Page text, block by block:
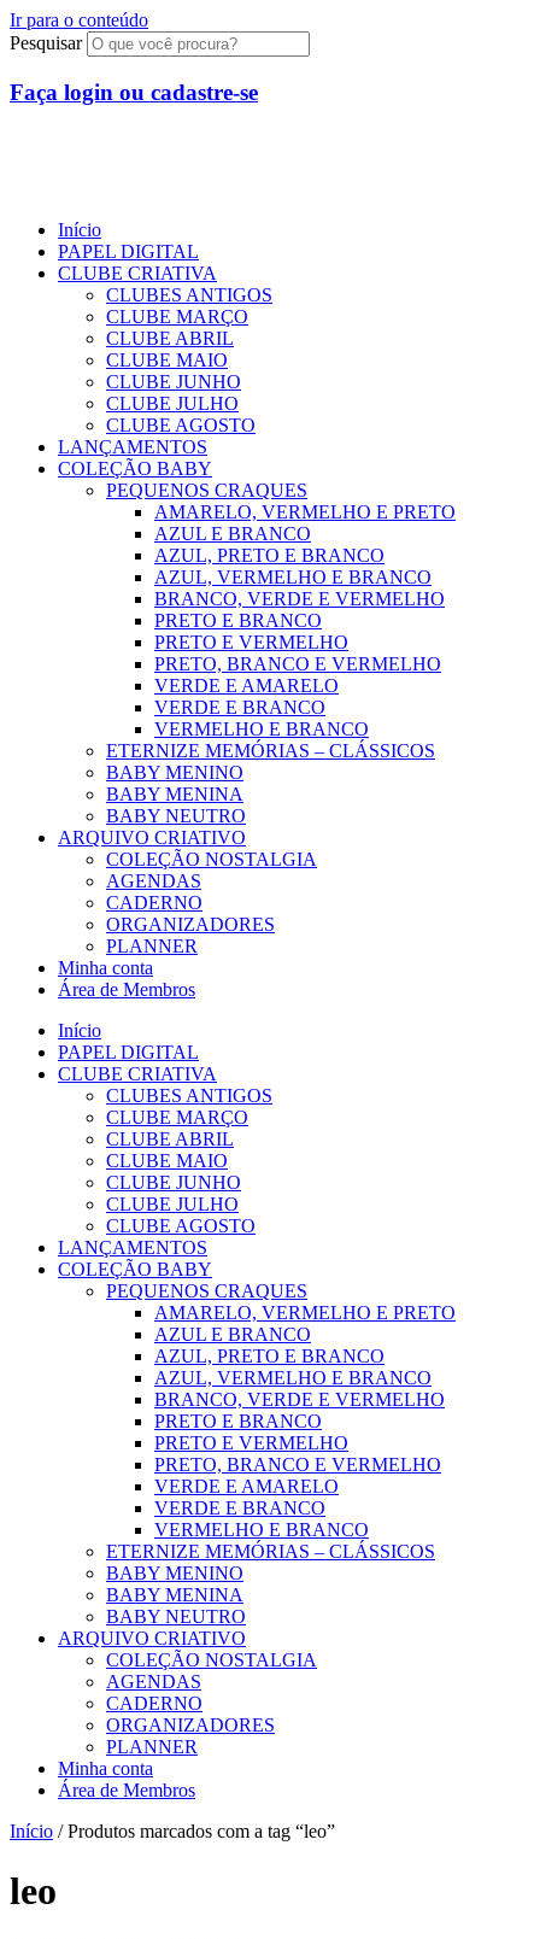
Ir para o conteúdo
Pesquisar
Faça login ou cadastre-se
Início
PAPEL DIGITAL
CLUBE CRIATIVA
CLUBES ANTIGOS
CLUBE MARÇO
CLUBE ABRIL
CLUBE MAIO
CLUBE JUNHO
CLUBE JULHO
CLUBE AGOSTO
LANÇAMENTOS
COLEÇÃO BABY
PEQUENOS CRAQUES
AMARELO, VERMELHO E PRETO
AZUL E BRANCO
AZUL, PRETO E BRANCO
AZUL, VERMELHO E BRANCO
BRANCO, VERDE E VERMELHO
PRETO E BRANCO
PRETO E VERMELHO
PRETO, BRANCO E VERMELHO
VERDE E AMARELO
VERDE E BRANCO
VERMELHO E BRANCO
ETERNIZE MEMÓRIAS – CLÁSSICOS
BABY MENINO
BABY MENINA
BABY NEUTRO
ARQUIVO CRIATIVO
COLEÇÃO NOSTALGIA
AGENDAS
CADERNO
ORGANIZADORES
PLANNER
Minha conta
Área de Membros
Início
PAPEL DIGITAL
CLUBE CRIATIVA
CLUBES ANTIGOS
CLUBE MARÇO
CLUBE ABRIL
CLUBE MAIO
CLUBE JUNHO
CLUBE JULHO
CLUBE AGOSTO
LANÇAMENTOS
COLEÇÃO BABY
PEQUENOS CRAQUES
AMARELO, VERMELHO E PRETO
AZUL E BRANCO
AZUL, PRETO E BRANCO
AZUL, VERMELHO E BRANCO
BRANCO, VERDE E VERMELHO
PRETO E BRANCO
PRETO E VERMELHO
PRETO, BRANCO E VERMELHO
VERDE E AMARELO
VERDE E BRANCO
VERMELHO E BRANCO
ETERNIZE MEMÓRIAS – CLÁSSICOS
BABY MENINO
BABY MENINA
BABY NEUTRO
ARQUIVO CRIATIVO
COLEÇÃO NOSTALGIA
AGENDAS
CADERNO
ORGANIZADORES
PLANNER
Minha conta
Área de Membros
Início / Produtos marcados com a tag “leo”
leo